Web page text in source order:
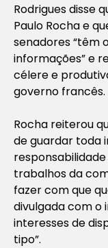
Rodrigues disse
Paulo Rocha e
senadores “têm
informações” e
célere e
governo francês.
Rocha reiterou
de guardar toda
trabalhos da
fazer com que
divulgada com o
interesses de
tipo”.